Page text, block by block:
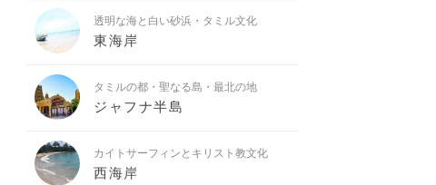
透明な海と白い砂浜・タミル文化
東海岸
タミルの都・聖なる島・最北の地
ジャフナ半島
カイトサーフィンとキリスト教文化
西海岸